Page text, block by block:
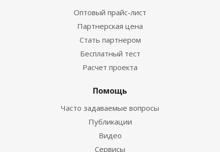
Оптовый прайс-лист
Партнерская цена
Стать партнером
Бесплатный тест
Расчет проекта
Помощь
Часто задаваемые вопросы
Публикации
Видео
Сервисы